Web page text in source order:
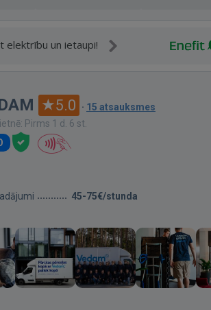
elektrību un ietaupi!
5.0 · 15 atsauksmes
Pirms 1 d. 6 st.
45-75€/stunda